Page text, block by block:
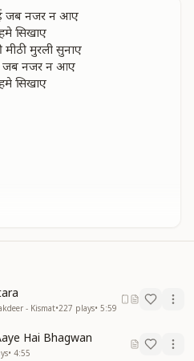
जब नजर न आए
सिखाए
मुरली सुनाए
जब नजर न आए
सिखाए
जब नजर नआए
सिखाए
उजियारे
- Kismat•227 plays• 5:59
Hai Bhagwan
• 4:55